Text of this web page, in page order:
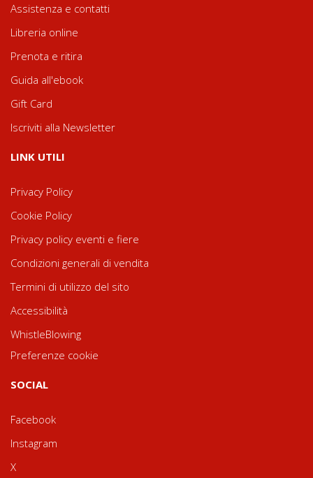
Assistenza e contatti
Libreria online
Prenota e ritira
Guida all'ebook
Gift Card
Iscriviti alla Newsletter
LINK UTILI
Privacy Policy
Cookie Policy
Privacy policy eventi e fiere
Condizioni generali di vendita
Termini di utilizzo del sito
Accessibilità
WhistleBlowing
Preferenze cookie
SOCIAL
Facebook
Instagram
X